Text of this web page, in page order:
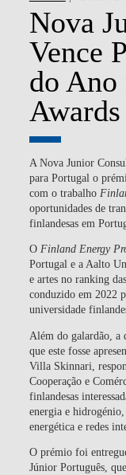
Nova
Vence
do
A Nova Junior
para Portugal o
com o trabalho
oportunidades de
finlandesas em
O Finland Energy
Portugal e a Aalto
e artes no ranking
conduzido em 2022
universidade
Além do galardão, a
que este fosse
Villa Skinnari,
Cooperação e
finlandesas
energia e
energética e redes
O prémio foi
Júnior Português,